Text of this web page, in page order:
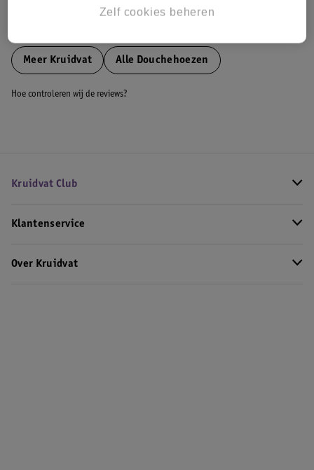
Meer Kruidvat Alle Douchehoezen
Hoe controleren wij de reviews?
Kruidvat Club
Klantenservice
Over Kruidvat
Zelf cookies beheren